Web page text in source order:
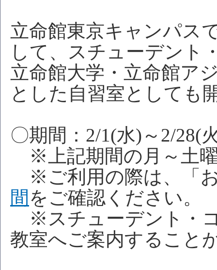
立命館東京キャンパス
して、スチューデント
立命館大学・立命館ア
とした自習室としても
〇期間：2/1(水)～2/28(
※上記期間の月～土
※ご利用の際は、「
間 をご確認ください。
※スチューデント・
教室へご案内すること